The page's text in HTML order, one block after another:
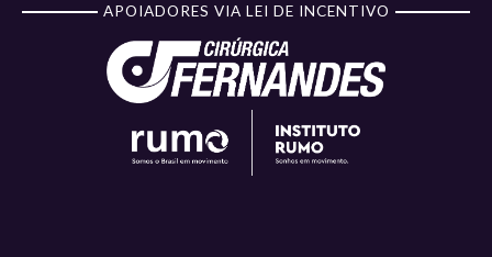
APOIADORES VIA LEI DE INCENTIVO